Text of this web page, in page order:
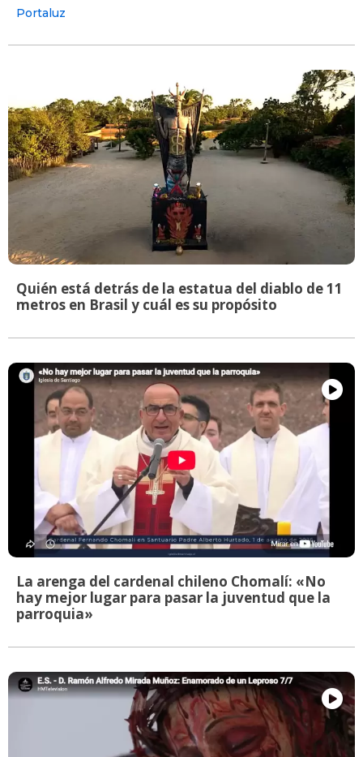
Portaluz
Quién está detrás de la estatua del diablo de 11
metros en Brasil y cuál es su propósito
La arenga del cardenal chileno Chomalí: «No
hay mejor lugar para pasar la juventud que la
parroquia»